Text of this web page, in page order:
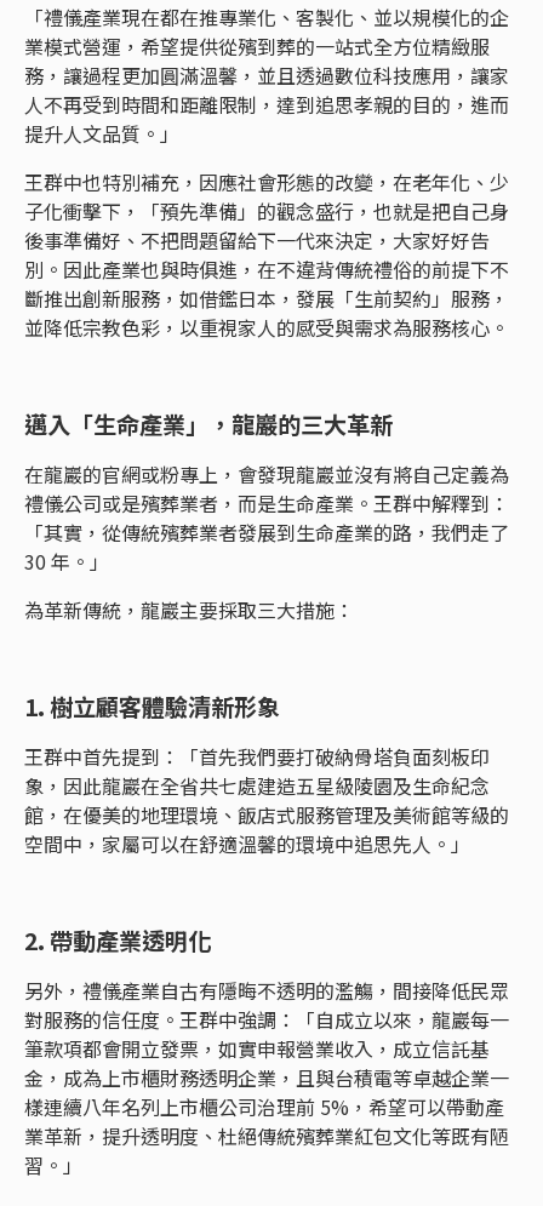
「禮儀產業現在都在推專業化、客製化、並以規模化的企
業模式營運，希望提供從殯到葬的一站式全方位精緻服
務，讓過程更加圓滿溫馨，並且透過數位科技應用，讓家
人不再受到時間和距離限制，達到追思孝親的目的，進而
提升人文品質。」
王群中也特別補充，因應社會形態的改變，在老年化、少
子化衝擊下，「預先準備」的觀念盛行，也就是把自己身
後事準備好、不把問題留給下一代來決定，大家好好告
別。因此產業也與時俱進，在不違背傳統禮俗的前提下不
斷推出創新服務，如借鑑日本，發展「生前契約」服務，
並降低宗教色彩，以重視家人的感受與需求為服務核心。
邁入「生命產業」，龍巖的三大革新
在龍巖的官網或粉專上，會發現龍巖並沒有將自己定義為
禮儀公司或是殯葬業者，而是生命產業。王群中解釋到：
「其實，從傳統殯葬業者發展到生命產業的路，我們走了
30 年。」
為革新傳統，龍巖主要採取三大措施：
1. 樹立顧客體驗清新形象
王群中首先提到：「首先我們要打破納骨塔負面刻板印
象，因此龍巖在全省共七處建造五星級陵園及生命紀念
館，在優美的地理環境、飯店式服務管理及美術館等級的
空間中，家屬可以在舒適溫馨的環境中追思先人。」
2. 帶動產業透明化
另外，禮儀產業自古有隱晦不透明的濫觴，間接降低民眾
對服務的信任度。王群中強調：「自成立以來，龍巖每一
筆款項都會開立發票，如實申報營業收入，成立信託基
金，成為上市櫃財務透明企業，且與台積電等卓越企業一
樣連續八年名列上市櫃公司治理前 5%，希望可以帶動產
業革新，提升透明度、杜絕傳統殯葬業紅包文化等既有陋
習。」